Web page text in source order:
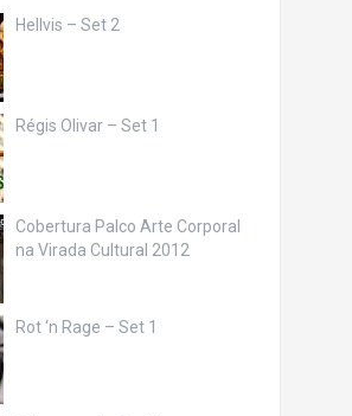
Hellvis – Set 2
Régis Olivar – Set 1
Cobertura Palco Arte Corporal
na Virada Cultural 2012
Rot ‘n Rage – Set 1